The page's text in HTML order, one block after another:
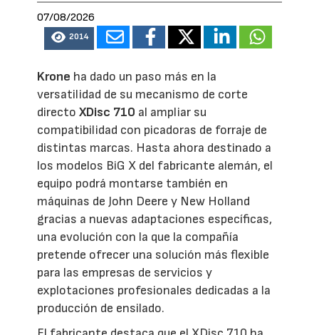
07/08/2026
2014
Krone ha dado un paso más en la
versatilidad de su mecanismo de corte
directoXDisc 710 al ampliar su
compatibilidad con picadoras de forraje de
distintas marcas. Hasta ahora destinado a
los modelos BiG X del fabricante alemán, el
equipo podrá montarse también en
máquinas de John Deere y New Holland
gracias a nuevas adaptaciones específicas,
una evolución con la que la compañía
pretende ofrecer una solución más flexible
para las empresas de servicios y
explotaciones profesionales dedicadas a la
producción de ensilado.